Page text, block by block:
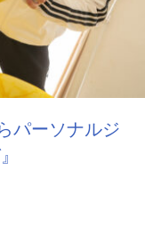
パーソナルジ